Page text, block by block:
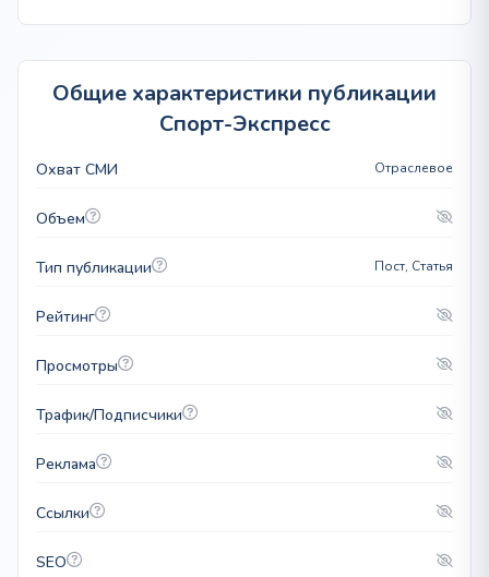
Общие характеристики публикации
Спорт-Экспресс
Охват СМИ Отраслевое
Объем
Тип публикации Пост, Статья
Рейтинг
Просмотры
Трафик/Подписчики
Реклама
Ссылки
SEO